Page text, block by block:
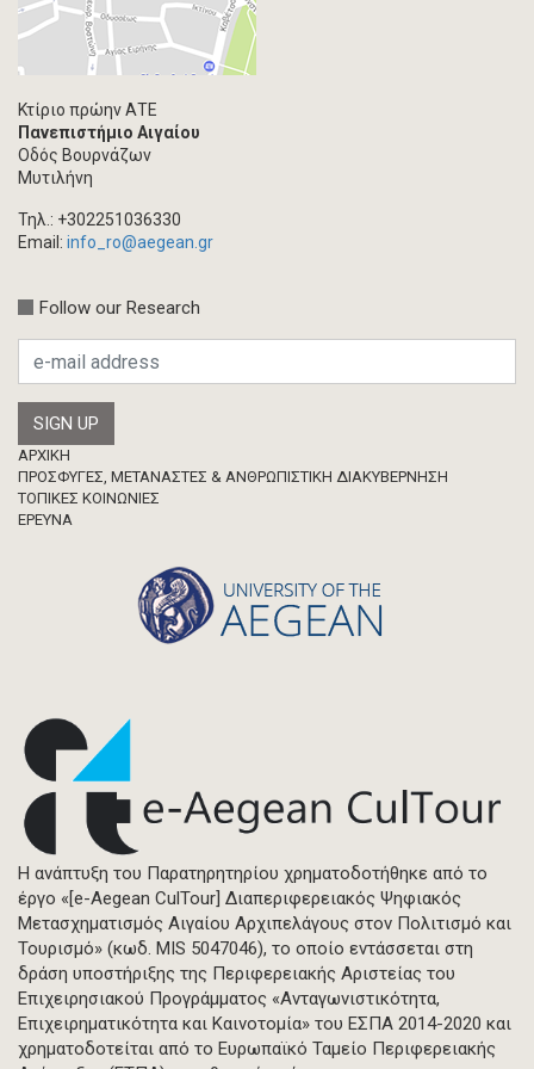
Κτίριο πρώην ΑΤΕ
Πανεπιστήμιο Αιγαίου
Οδός Βουρνάζων
Μυτιλήνη
Τηλ.: +302251036330
Email: info_ro@aegean.gr
Follow our Research
Footer
ΑΡΧΙΚΗ
ΠΡΟΣΦΥΓΕΣ, ΜΕΤΑΝΑΣΤΕΣ & ΑΝΘΡΩΠΙΣΤΙΚΗ ΔΙΑΚΥΒΕΡΝΗΣΗ
ΤΟΠΙΚΕΣ ΚΟΙΝΩΝΙΕΣ
ΈΡΕΥΝΑ
Η ανάπτυξη του Παρατηρητηρίου χρηματοδοτήθηκε από το
έργο «[e-Aegean CulTour] Διαπεριφερειακός Ψηφιακός
Μετασχηματισμός Αιγαίου Αρχιπελάγους στον Πολιτισμό και
Τουρισμό» (κωδ. MIS 5047046), το οποίο εντάσσεται στη
δράση υποστήριξης της Περιφερειακής Αριστείας του
Επιχειρησιακού Προγράμματος «Ανταγωνιστικότητα,
Επιχειρηματικότητα και Καινοτομία» του ΕΣΠΑ 2014-2020 και
χρηματοδοτείται από το Ευρωπαϊκό Ταμείο Περιφερειακής